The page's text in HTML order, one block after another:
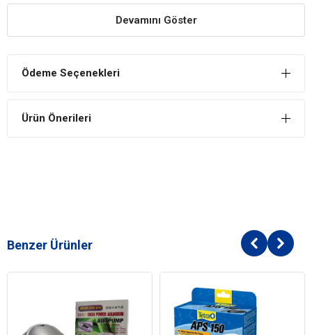
Sağladığı oksijen sebebiyle akvaryumdaki canlıların sağlıklı olmasını
sağlar.
Devamını Göster
Ödeme Seçenekleri
Ürün Önerileri
Benzer Ürünler